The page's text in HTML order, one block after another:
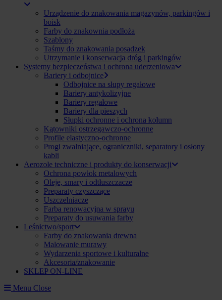
Urządzenie do znakowania magazynów, parkingów i
boisk
Farby do znakownia podłoża
Szablony
Taśmy do znakowania posadzek
Utrzymanie i konserwacja dróg i parkingów
Systemy bezpieczeństwa i ochrona uderzeniowa
Bariery i odbojnice
Odbojnice na słupy regałowe
Bariery antykolizyjne
Bariery regałowe
Bariery dla pieszych
Słupki ochronne i ochrona kolumn
Kątowniki ostrzegawczo-ochronne
Profile elastyczno-ochronne
Progi zwalniające, ograniczniki, separatory i osłony
kabli
Aerozole techniczne i produkty do konserwacji
Ochrona powłok metalowych
Oleje, smary i odtłuszczacze
Preparaty czyszczące
Uszczelniacze
Farba renowacyjna w sprayu
Preparaty do usuwania farby
Leśnictwo/sport
Farby do znakowania drewna
Malowanie murawy
Wydarzenia sportowe i kulturalne
Akcesoria/znakowanie
SKLEP ON-LINE
Menu Close